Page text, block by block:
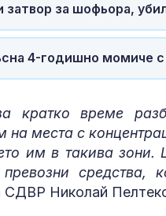
затвор за шофьора,
4-годишно момиче
кратко време
на места с
им в такива
превозни
СДВР Николай